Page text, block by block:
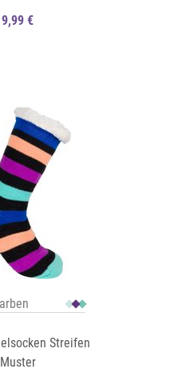
9,99 €
Streifen
Muster